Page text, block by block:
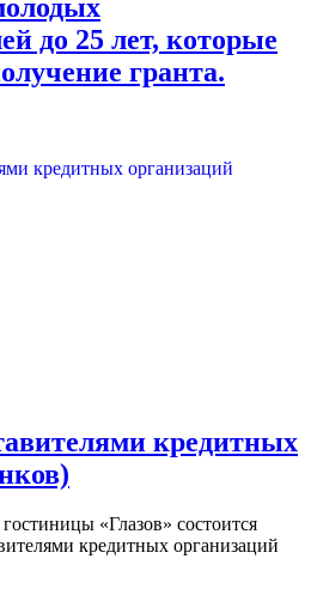
до 25 лет, которые
гранта.
кредитных
«Глазов» состоится
кредитных организаций